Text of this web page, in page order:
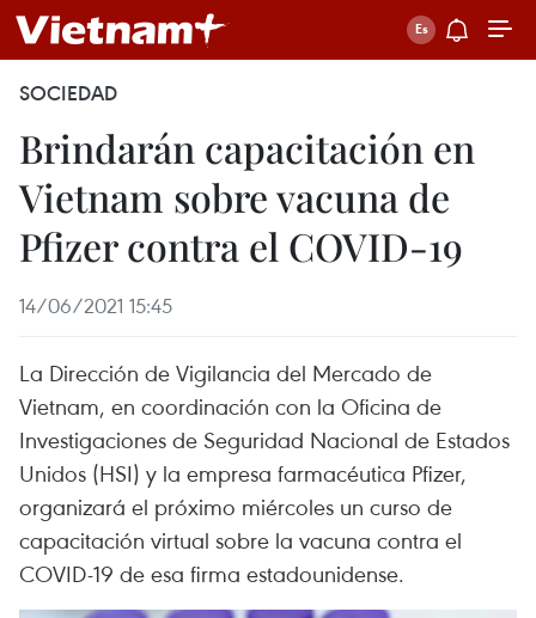
SOCIEDAD
Brindarán capacitación en
Vietnam sobre vacuna de
Pfizer contra el COVID-19
14/06/2021 15:45
La Dirección de Vigilancia del Mercado de
Vietnam, en coordinación con la Oficina de
Investigaciones de Seguridad Nacional de Estados
Unidos (HSI) y la empresa farmacéutica Pfizer,
organizará el próximo miércoles un curso de
capacitación virtual sobre la vacuna contra el
COVID-19 de esa firma estadounidense.